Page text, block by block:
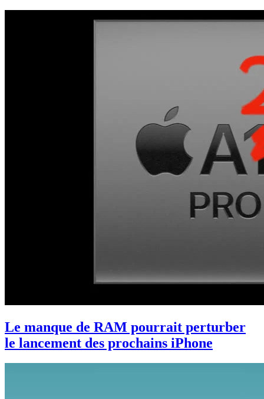
Le manque de RAM pourrait perturber
le lancement des prochains iPhone